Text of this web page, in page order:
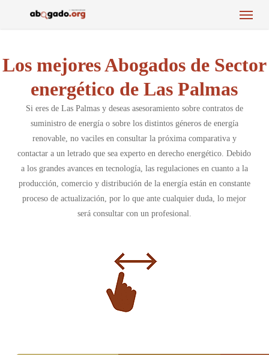
Menu
Los mejores Abogados de Sector
energético de Las Palmas
Si eres de Las Palmas y deseas asesoramiento sobre contratos de
suministro de energía o sobre los distintos géneros de energía
renovable, no vaciles en consultar la próxima comparativa y
contactar a un letrado que sea experto en derecho energético. Debido
a los grandes avances en tecnología, las regulaciones en cuanto a la
producción, comercio y distribución de la energía están en constante
proceso de actualización, por lo que ante cualquier duda, lo mejor
será consultar con un profesional.